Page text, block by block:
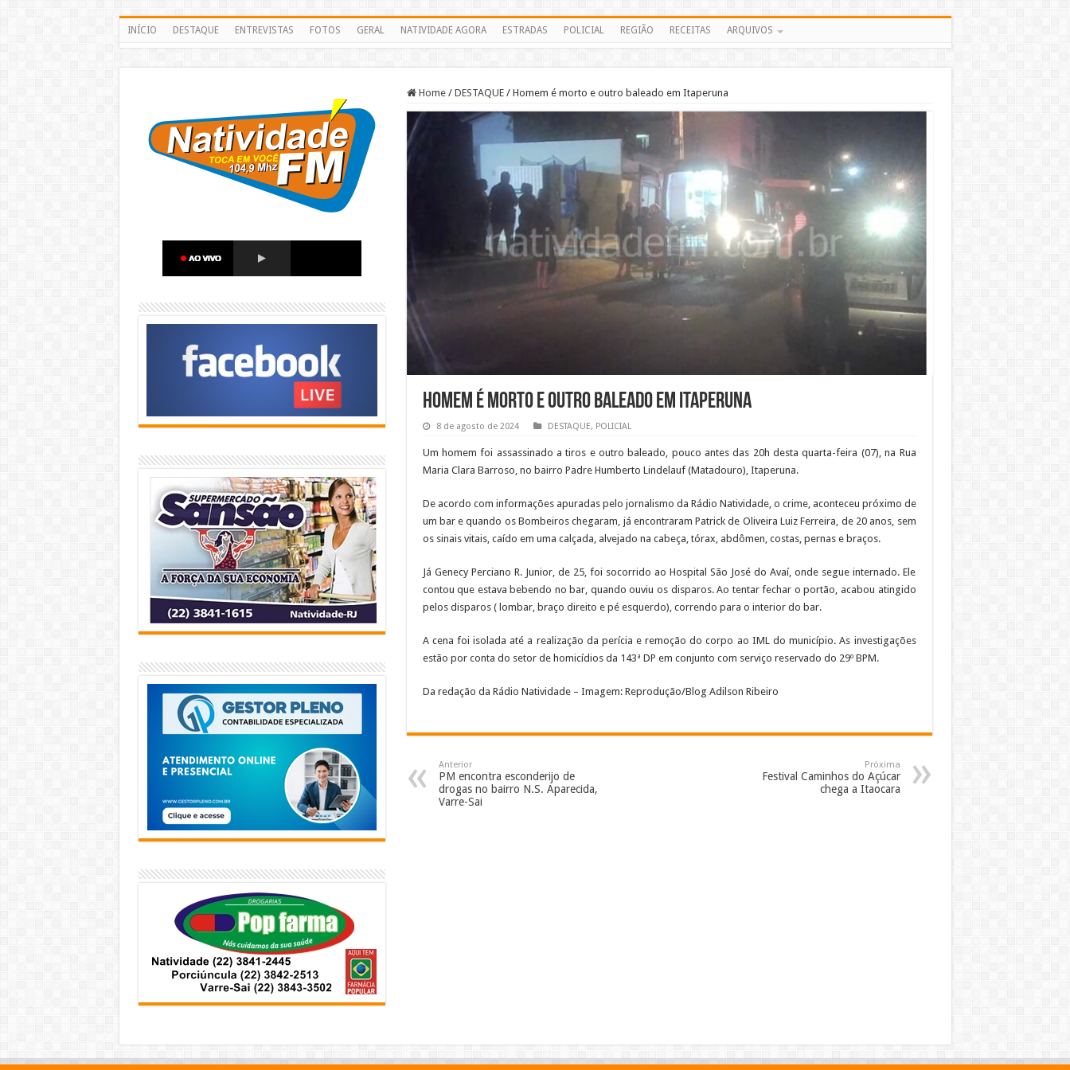
INÍCIO DESTAQUE ENTREVISTAS FOTOS GERAL NATIVIDADE AGORA ESTRADAS POLICIAL REGIÃO RECEITAS ARQUIVOS
Home / DESTAQUE / Homem é morto e outro baleado em Itaperuna
Homem é morto e outro baleado em Itaperuna
8 de agosto de 2024 DESTAQUE, POLICIAL
Um homem foi assassinado a tiros e outro baleado, pouco antes das 20h desta quarta-feira (07), na Rua
Maria Clara Barroso, no bairro Padre Humberto Lindelauf (Matadouro), Itaperuna.
De acordo com informações apuradas pelo jornalismo da Rádio Natividade, o crime, aconteceu próximo de
um bar e quando os Bombeiros chegaram, já encontraram Patrick de Oliveira Luiz Ferreira, de 20 anos, sem
os sinais vitais, caído em uma calçada, alvejado na cabeça, tórax, abdômen, costas, pernas e braços.
Já Genecy Perciano R. Junior, de 25, foi socorrido ao Hospital São José do Avaí, onde segue internado. Ele
contou que estava bebendo no bar, quando ouviu os disparos. Ao tentar fechar o portão, acabou atingido
pelos disparos ( lombar, braço direito e pé esquerdo), correndo para o interior do bar.
A cena foi isolada até a realização da perícia e remoção do corpo ao IML do município. As investigações
estão por conta do setor de homicídios da 143ª DP em conjunto com serviço reservado do 29º BPM.
Da redação da Rádio Natividade – Imagem: Reprodução/Blog Adilson Ribeiro
Anterior
PM encontra esconderijo de
drogas no bairro N.S. Aparecida,
Varre-Sai
Próxima
Festival Caminhos do Açúcar
chega a Itaocara